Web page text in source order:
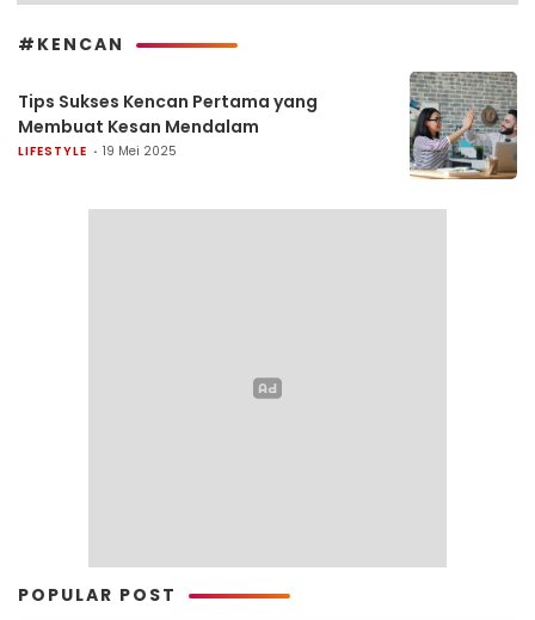
#KENCAN
Tips Sukses Kencan Pertama yang
Membuat Kesan Mendalam
LIFESTYLE 19 Mei 2025
POPULAR POST